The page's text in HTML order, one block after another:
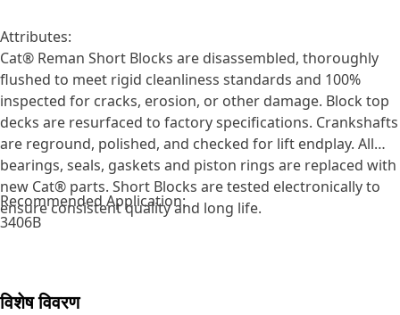
Attributes:
Cat® Reman Short Blocks are disassembled, thoroughly
flushed to meet rigid cleanliness standards and 100%
inspected for cracks, erosion, or other damage. Block top
decks are resurfaced to factory specifications. Crankshafts
are reground, polished, and checked for lift endplay. All
bearings, seals, gaskets and piston rings are replaced with
new Cat® parts. Short Blocks are tested electronically to
ensure consistent quality and long life.
Recommended Application:
3406B
विशेष विवरण